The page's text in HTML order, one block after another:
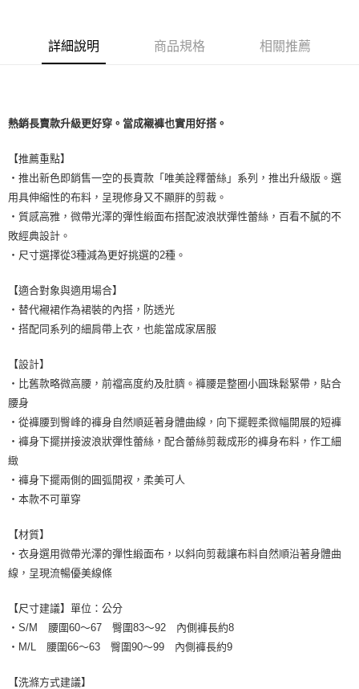
每筆NT$80，滿NT$1,500(含以上)免運費
黑貓宅配
每筆NT$100，滿NT$1,500(含以上)免運費
離島宅配
每筆NT$200，滿NT$1,500(含以上)免運費
詳細說明 商品規格 相關推薦
熱銷長賣款升級更好穿。當成襯褲也實用好搭。
【推薦重點】
・推出新色即銷售一空的長賣款「唯美詮釋蕾絲」系列，推出升級版。選
用具伸縮性的布料，呈現修身又不顯胖的剪裁。
・質感高雅，微帶光澤的彈性緞面布搭配波浪狀彈性蕾絲，百看不膩的不
敗經典設計。
・尺寸選擇從3種減為更好挑選的2種。
【適合對象與適用場合】
・替代襯裙作為裙裝的內搭，防透光
・搭配同系列的細肩帶上衣，也能當成家居服
【設計】
・比舊款略微高腰，前襠高度約及肚臍。褲腰是整圈小圓珠鬆緊帶，貼合
腰身
・從褲腰到臀峰的褲身自然順延著身體曲線，向下擺輕柔微幅開展的短褲
・褲身下擺拼接波浪狀彈性蕾絲，配合蕾絲剪裁成形的褲身布料，作工細
緻
・褲身下擺兩側的圓弧開衩，柔美可人
・本款不可單穿
【材質】
・衣身選用微帶光澤的彈性緞面布，以斜向剪裁讓布料自然順沿著身體曲
線，呈現流暢優美線條
【尺寸建議】單位：公分
・S/M 腰圍60～67 臀圍83～92 內側褲長約8
・M/L 腰圍66～63 臀圍90～99 內側褲長約9
【洗滌方式建議】